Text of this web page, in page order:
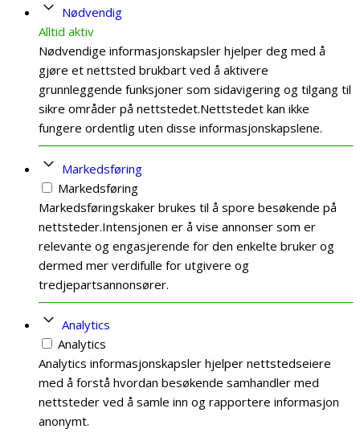
Nødvendig
Alltid aktiv
Nødvendige informasjonskapsler hjelper deg med å
gjøre et nettsted brukbart ved å aktivere
grunnleggende funksjoner som sidavigering og tilgang til
sikre områder på nettstedet.Nettstedet kan ikke
fungere ordentlig uten disse informasjonskapslene.
Markedsføring
Markedsføring
Markedsføringskaker brukes til å spore besøkende på
nettsteder.Intensjonen er å vise annonser som er
relevante og engasjerende for den enkelte bruker og
dermed mer verdifulle for utgivere og
tredjepartsannonsører.
Analytics
Analytics
Analytics informasjonskapsler hjelper nettstedseiere
med å forstå hvordan besøkende samhandler med
nettsteder ved å samle inn og rapportere informasjon
anonymt.